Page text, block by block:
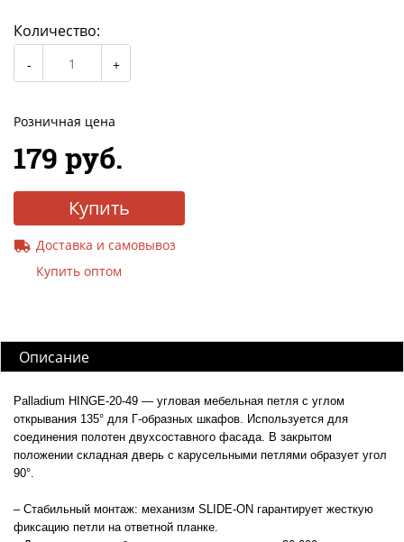
Количество:
Розничная цена
179 руб.
Купить
Доставка и самовывоз
Купить оптом
Описание
Palladium HINGE-20-49 — угловая мебельная петля с углом
открывания 135° для Г-образных шкафов. Используется для
соединения полотен двухсоставного фасада. В закрытом
положении складная дверь с карусельными петлями образует угол
90°.
– Стабильный монтаж: механизм SLIDE-ON гарантирует жесткую
фиксацию петли на ответной планке.